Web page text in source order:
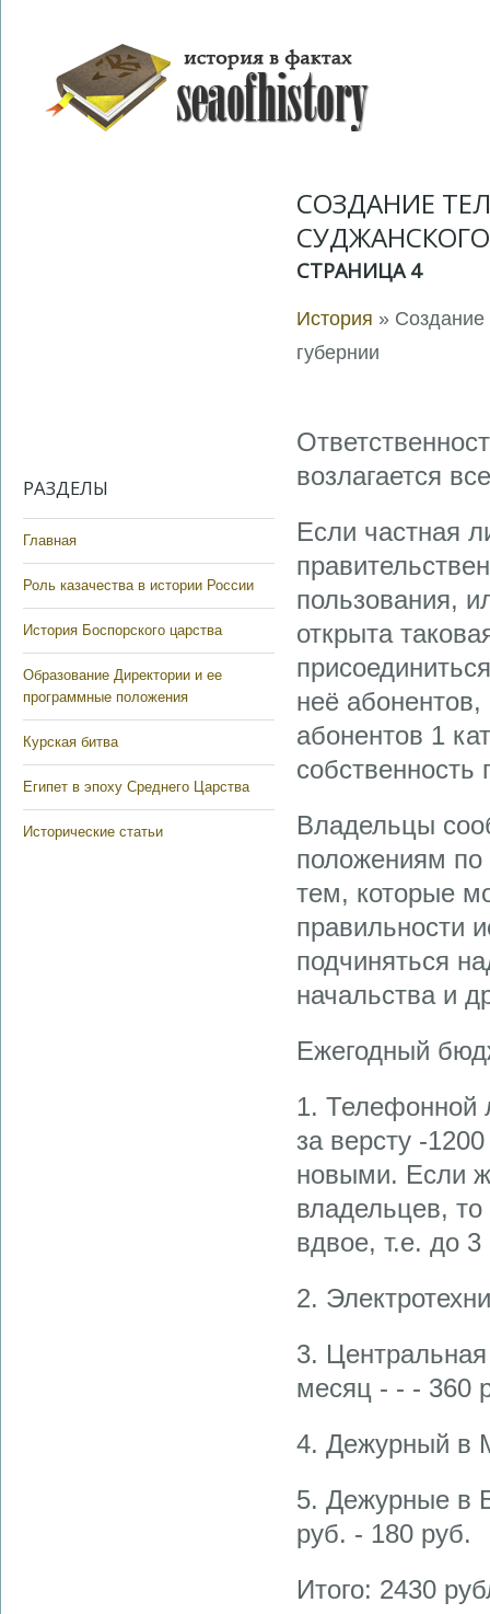
РАЗДЕЛЫ
Главная
Роль казачества в истории России
История Боспорского царства
Образование Директории и ее
программные положения
Курская битва
Египет в эпоху Среднего Царства
Исторические статьи
СОЗДАНИЕ
СТРАНИЦА 4
История » Создание
губернии
возлагается
Если частная
пользования,
открыта
неё
абонентов 1
собственность
Владельцы
положениям
тем, которые
правильности
подчиняться
начальства и
Ежегодный
1. Телефонной
за версту -
новыми. Если
владельцев,
вдвое, т.е. до 3
2.
3.
месяц - - - 360
4. Дежурный в
5. Дежурные в
руб. - 180 руб.
Итого: 2430